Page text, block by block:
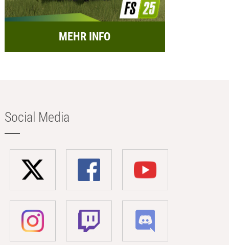
MEHR INFO
Social Media